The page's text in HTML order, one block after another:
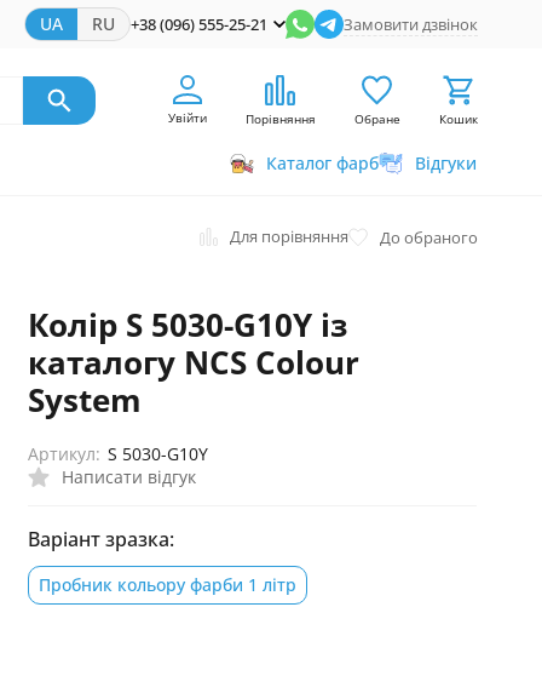
UA RU +38 (096) 555-25-21 Замовити дзвінок
Увійти Порівняння Обране Кошик
Каталог фарб Відгуки
Для порівняння До обраного
Колір S 5030-G10Y із
каталогу NCS Colour
System
Написати відгук
Артикул: S 5030-G10Y
Варіант зразка:
Пробник кольору фарби 1 літр